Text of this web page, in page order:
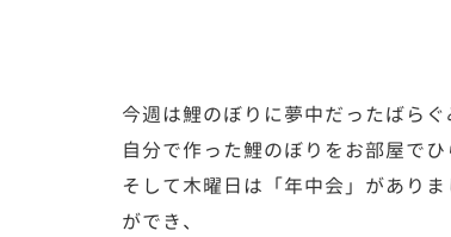
今週は鯉のぼりに夢中だったばらぐ
自分で作った鯉のぼりをお部屋でひ
そして木曜日は「年中会」があり
ができ、